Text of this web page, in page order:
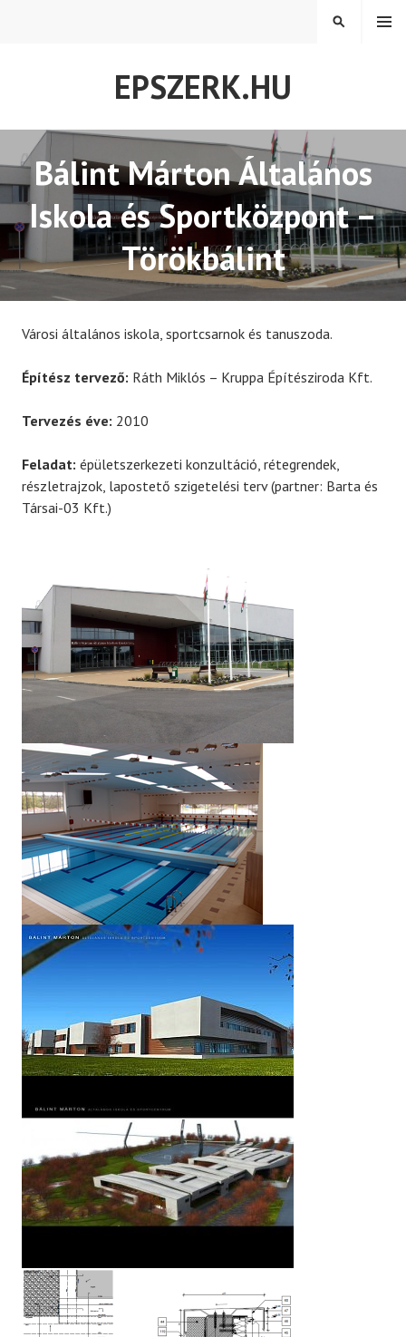
EPSZERK.HU
MENÜ
KERESÉS
Bálint Márton Általános
Iskola és Sportközpont –
Törökbálint
Városi általános iskola, sportcsarnok és tanuszoda.
Építész tervező: Ráth Miklós – Kruppa Építésziroda Kft.
Tervezés éve: 2010
Feladat: épületszerkezeti konzultáció, rétegrendek,
részletrajzok, lapostető szigetelési terv (partner: Barta és
Társai-03 Kft.)